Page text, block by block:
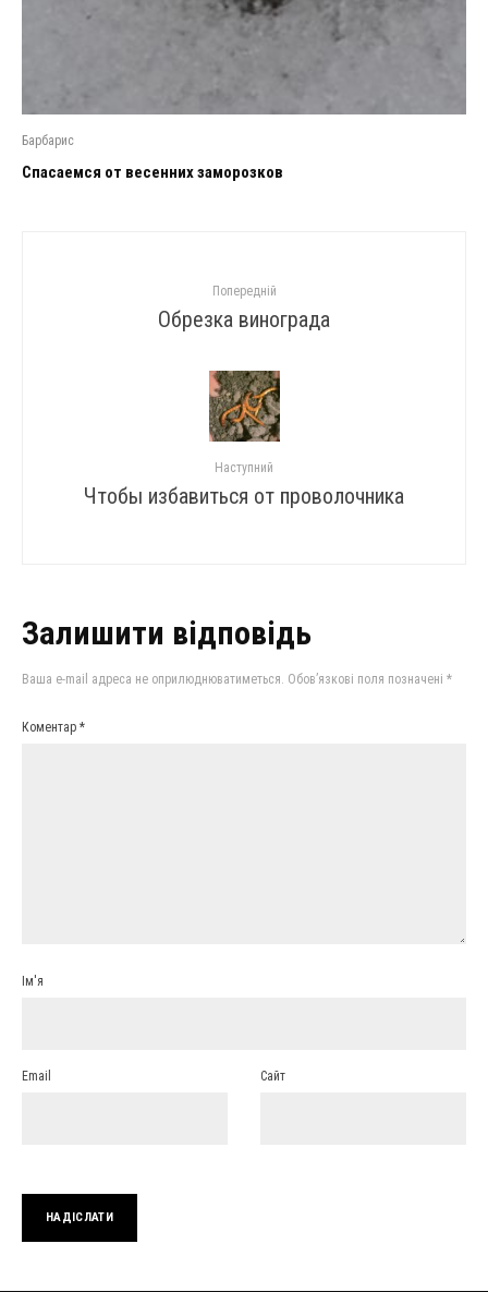
Барбарис
Спасаемся от весенних заморозков
Попередній
Обрезка винограда
Наступний
Чтобы избавиться от проволочника
Залишити відповідь
Ваша e-mail адреса не оприлюднюватиметься. Обов’язкові поля позначені *
Коментар *
Ім'я
Email Сайт